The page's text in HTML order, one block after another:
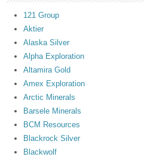
121 Group
Aktier
Alaska Silver
Alpha Exploration
Altamira Gold
Amex Exploration
Arctic Minerals
Barsele Minerals
BCM Resources
Blackrock Silver
Blackwolf